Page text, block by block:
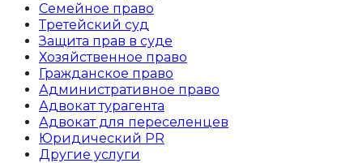
Семейное право
Третейский суд
Защита прав в суде
Хозяйственное право
Гражданское право
Административное право
Адвокат турагента
Адвокат для переселенцев
Юридический PR
Другие услуги